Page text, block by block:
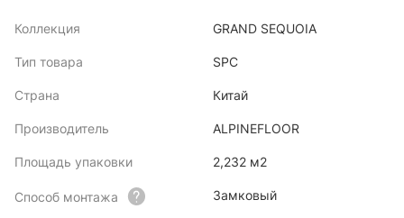
Коллекция GRAND SEQUOIA
Тип товара SPC
Страна Китай
Производитель ALPINEFLOOR
Площадь упаковки 2,232 м2
Способ монтажа Замковый